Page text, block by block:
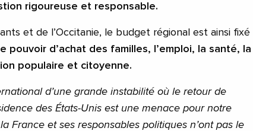
rigoureuse et responsable.
et de l’Occitanie, le budget régional est ainsi fixé
e pouvoir d’achat des familles, l’emploi, la santé, la
populaire et citoyenne.
d’une grande instabilité où le retour de
des États-Unis est une menace pour notre
France et ses responsables politiques n’ont pas le